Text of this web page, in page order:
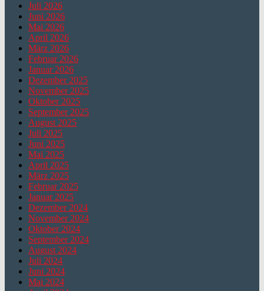
Juli 2026
Juni 2026
Mai 2026
April 2026
März 2026
Februar 2026
Januar 2026
Dezember 2025
November 2025
Oktober 2025
September 2025
August 2025
Juli 2025
Juni 2025
Mai 2025
April 2025
März 2025
Februar 2025
Januar 2025
Dezember 2024
November 2024
Oktober 2024
September 2024
August 2024
Juli 2024
Juni 2024
Mai 2024